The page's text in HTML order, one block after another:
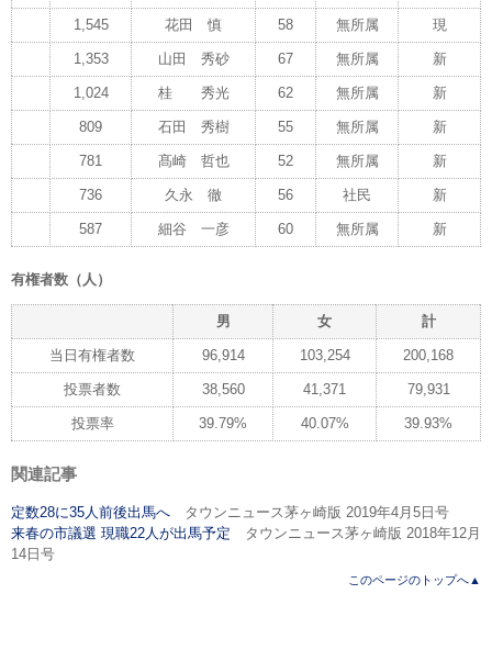
1,545 花田 慎 58 無所属 現
1,353 山田 秀砂 67 無所属 新
1,024 桂 秀光 62 無所属 新
809 石田 秀樹 55 無所属 新
781 髙崎 哲也 52 無所属 新
736 久永 徹 56 社民 新
587 細谷 一彦 60 無所属 新
有権者数（人）
男 女 計
当日有権者数 96,914 103,254 200,168
投票者数 38,560 41,371 79,931
投票率 39.79% 40.07% 39.93%
関連記事
定数28に35人前後出馬へ タウンニュース茅ヶ崎版 2019年4月5日号
来春の市議選 現職22人が出馬予定 タウンニュース茅ヶ崎版 2018年12月
14日号
このページのトップへ▲